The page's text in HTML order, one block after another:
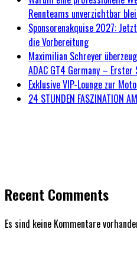
Rennteams unverzichtbar
Sponsorenakquise 2027:
die Vorbereitung
Maximilian Schreyer
ADAC GT4 Germany –
Exklusive VIP-Lounge zur
24 STUNDEN FASZINATION
Recent Comments
Es sind keine Kommentare